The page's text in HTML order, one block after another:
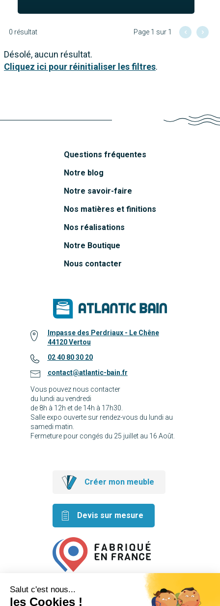
0 résultat Page 1 sur 1
Désolé, aucun résultat.
Cliquez ici pour réinitialiser les filtres.
Questions fréquentes
Notre blog
Notre savoir-faire
Nos matières et finitions
Nos réalisations
Notre Boutique
Nous contacter
Impasse des Perdriaux - Le Chêne
44120 Vertou
02 40 80 30 20
contact@atlantic-bain.fr
Vous pouvez nous contacter
du lundi au vendredi
de 8h à 12h et de 14h à 17h30.
Salle expo ouverte sur rendez-vous du lundi au
samedi matin.
Fermeture pour congés du 25 juillet au 16 Août.
Créer mon meuble
Devis sur mesure
Retrouvez nos idées créatives
sur les réseaux